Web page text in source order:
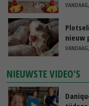
nieuw
NIEUWSTE VIDEO'S